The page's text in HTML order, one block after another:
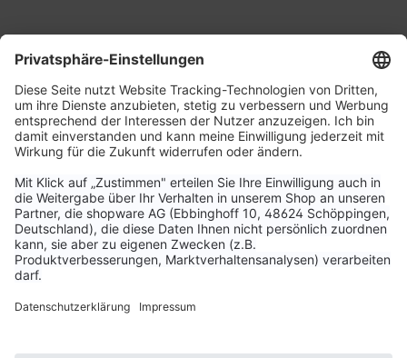
Unternehmen
Aktuelle Themen